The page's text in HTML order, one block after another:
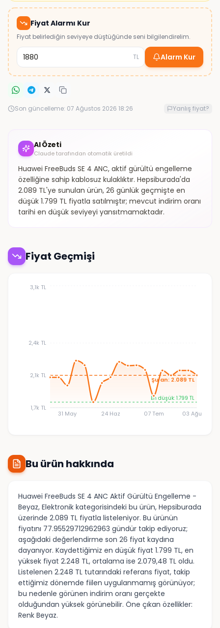
Fiyat Alarmı Kur
Fiyat belirlediğin seviyeye düştüğünde seni bilgilendirelim.
TL Alarm Kur
Son güncelleme: 07 Ağustos 2026 18:26 Yanlış fiyat?
AI Özeti
Claude tarafından otomatik üretildi
Huawei FreeBuds SE 4 ANC, aktif gürültü engelleme
özelliğine sahip kablosuz kulaklıktır. Hepsiburada'da
2.089 TL'ye sunulan ürün, 26 günlük geçmişte en
düşük 1.799 TL fiyatla satılmıştır; mevcut indirim oranı
tarihi en düşük seviyeyi yansıtmamaktadır.
Fiyat Geçmişi
31 May 24 Haz 07 Tem 03 Ağu
1,7k TL
2,1k TL
2,4k TL
3,1k TL
Şu an: 2.089 TL
En düşük: 1.799 TL
Bu ürün hakkında
Huawei FreeBuds SE 4 ANC Aktif Gürültü Engelleme -
Beyaz, Elektronik kategorisindeki bu ürün, Hepsiburada
üzerinde 2.089 TL fiyatla listeleniyor. Bu ürünün
fiyatını 77.95529712962963 gündür takip ediyoruz;
aşağıdaki değerlendirme son 26 fiyat kaydına
dayanıyor. Kaydettiğimiz en düşük fiyat 1.799 TL, en
yüksek fiyat 2.248 TL, ortalama ise 2.079,48 TL oldu.
Listelenen 2.248 TL tutarındaki referans fiyat, takip
ettiğimiz dönemde fiilen uygulanmamış görünüyor;
bu nedenle görünen indirim oranı gerçekte
olduğundan yüksek görünebilir. Öne çıkan özellikler:
Renk Beyaz.